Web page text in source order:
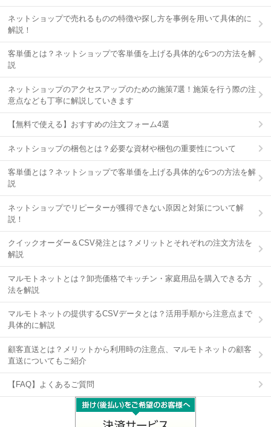
ネットショップで売れるものの特徴や探し方を事例を用いて具体的に
解説！
客単価とは？ネットショップで客単価を上げる具体的な6つの方法を解
説
ネットショップのアクセスアップのための施策7選！施策を行う際の注
意点なども丁寧に解説していきます
【無料で使える】おすすめの注文フォーム4選
ネットショップの梱包とは？必要な資材や梱包の重要性について
客単価とは？ネットショップで客単価を上げる具体的な6つの方法を解
説
ネットショップでリピーターが獲得できない原因と対策について解
説！
クイックオーダー＆CSV発注とは？メリットとそれぞれの注文方法を
解説
マルモトネットとは？卸売価格でキッチン・家庭用品を購入できる方
法を解説
マルモトネットの提供するCSVデータとは？活用手順から注意点まで
具体的に解説
顧客直送とは？メリットから利用時の注意点、マルモトネットの顧客
直送についてもご紹介
【FAQ】よくあるご質問